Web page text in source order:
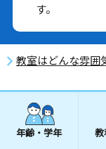
す。
教室はどんな雰囲
年齢・学年